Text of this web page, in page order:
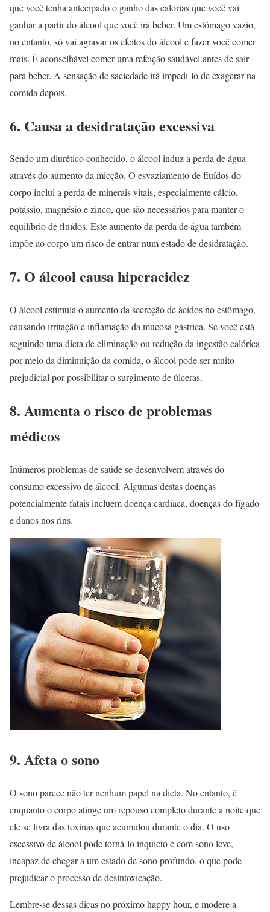
que você tenha antecipado o ganho das calorias que você vai
ganhar a partir do álcool que você irá beber. Um estômago vazio,
no entanto, só vai agravar os efeitos do álcool e fazer você comer
mais. É aconselhável comer uma refeição saudável antes de sair
para beber. A sensação de saciedade irá impedi-lo de exagerar na
comida depois.
6. Causa a desidratação excessiva
Sendo um diurético conhecido, o álcool induz a perda de água
através do aumento da micção. O esvaziamento de fluídos do
corpo inclui a perda de minerais vitais, especialmente cálcio,
potássio, magnésio e zinco, que são necessários para manter o
equilíbrio de fluídos. Este aumento da perda de água também
impõe ao corpo um risco de entrar num estado de desidratação.
7. O álcool causa hiperacidez
O álcool estimula o aumento da secreção de ácidos no estômago,
causando irritação e inflamação da mucosa gástrica. Se você está
seguindo uma dieta de eliminação ou redução da ingestão calórica
por meio da diminuição da comida, o álcool pode ser muito
prejudicial por possibilitar o surgimento de úlceras.
8. Aumenta o risco de problemas
médicos
Inúmeros problemas de saúde se desenvolvem através do
consumo excessivo de álcool. Algumas destas doenças
potencialmente fatais incluem doença cardíaca, doenças do fígado
e danos nos rins.
9. Afeta o sono
O sono parece não ter nenhum papel na dieta. No entanto, é
enquanto o corpo atinge um repouso completo durante a noite que
ele se livra das toxinas que acumulou durante o dia. O uso
excessivo de álcool pode torná-lo inquieto e com sono leve,
incapaz de chegar a um estado de sono profundo, o que pode
prejudicar o processo de desintoxicação.
Lembre-se dessas dicas no próximo happy hour, e modere a